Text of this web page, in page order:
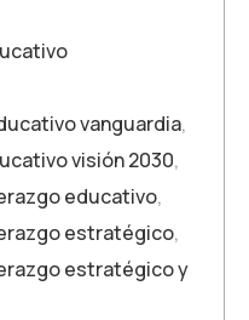
vanguardia,
visión 2030,
educativo,
estratégico,
estratégico y